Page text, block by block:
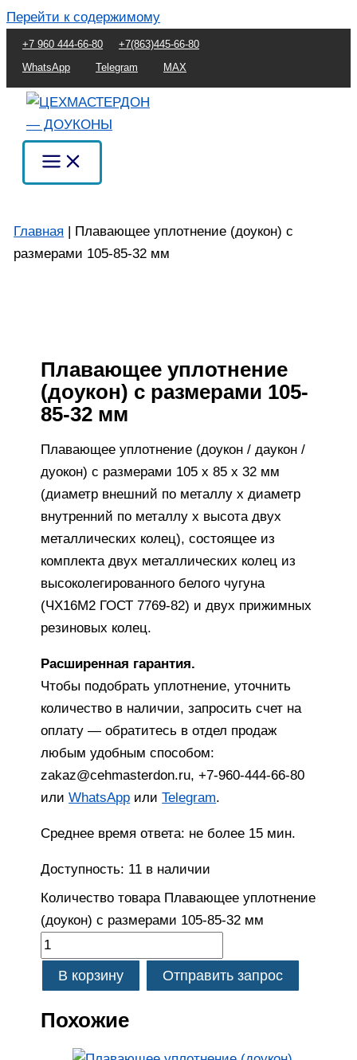
Перейти к содержимому
+7 960 444-66-80
+7(863)445-66-80
WhatsApp
Telegram MAX
Главная | Плавающее уплотнение (доукон) с
размерами 105-85-32 мм
Плавающее уплотнение
(доукон) с размерами 105-
85-32 мм
Плавающее уплотнение (доукон / даукон /
дуокон) с размерами 105 х 85 х 32 мм
(диаметр внешний по металлу х диаметр
внутренний по металлу х высота двух
металлических колец), состоящее из
комплекта двух металлических колец из
высоколегированного белого чугуна
(ЧХ16М2 ГОСТ 7769-82) и двух прижимных
резиновых колец.
Расширенная гарантия.
Чтобы подобрать уплотнение, уточнить
количество в наличии, запросить счет на
оплату — обратитесь в отдел продаж
любым удобным способом:
zakaz@cehmasterdon.ru, +7-960-444-66-80
илиWhatsApp илиTelegram.
Среднее время ответа: не более 15 мин.
Доступность: 11 в наличии
Количество товара Плавающее уплотнение
(доукон) с размерами 105-85-32 мм
В корзину Отправить запрос
Похожие